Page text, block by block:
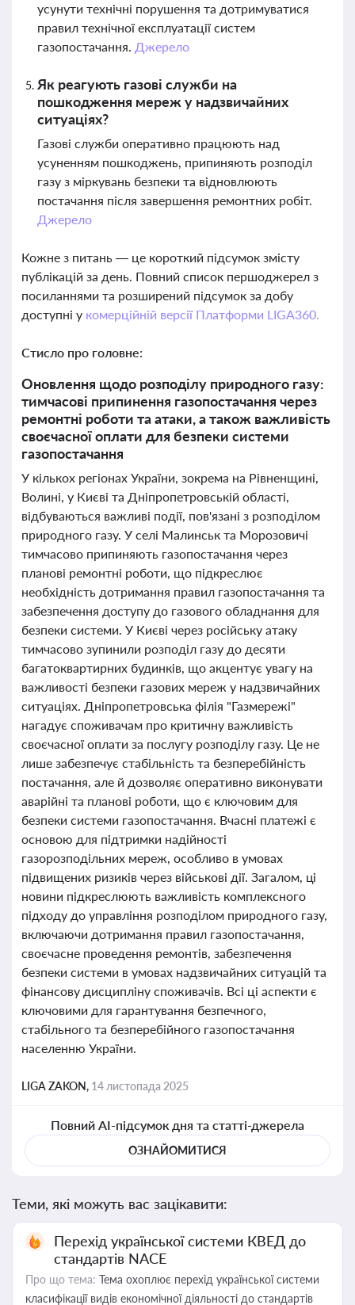
усунути технічні порушення та дотримуватися
правил технічної експлуатації систем
газопостачання. Джерело
Як реагують газові служби на
пошкодження мереж у надзвичайних
ситуаціях?
Газові служби оперативно працюють над
усуненням пошкоджень, припиняють розподіл
газу з міркувань безпеки та відновлюють
постачання після завершення ремонтних робіт.
Джерело
Кожне з питань — це короткий підсумок змісту
публікацій за день. Повний список першоджерел з
посиланнями та розширений підсумок за добу
доступні у комерційній версії Платформи LIGA360.
Стисло про головне:
Оновлення щодо розподілу природного газу:
тимчасові припинення газопостачання через
ремонтні роботи та атаки, а також важливість
своєчасної оплати для безпеки системи
газопостачання
У кількох регіонах України, зокрема на Рівненщині,
Волині, у Києві та Дніпропетровській області,
відбуваються важливі події, пов'язані з розподілом
природного газу. У селі Малинськ та Морозовичі
тимчасово припиняють газопостачання через
планові ремонтні роботи, що підкреслює
необхідність дотримання правил газопостачання та
забезпечення доступу до газового обладнання для
безпеки системи. У Києві через російську атаку
тимчасово зупинили розподіл газу до десяти
багатоквартирних будинків, що акцентує увагу на
важливості безпеки газових мереж у надзвичайних
ситуаціях. Дніпропетровська філія "Газмережі"
нагадує споживачам про критичну важливість
своєчасної оплати за послугу розподілу газу. Це не
лише забезпечує стабільність та безперебійність
постачання, але й дозволяє оперативно виконувати
аварійні та планові роботи, що є ключовим для
безпеки системи газопостачання. Вчасні платежі є
основою для підтримки надійності
газорозподільних мереж, особливо в умовах
підвищених ризиків через військові дії. Загалом, ці
новини підкреслюють важливість комплексного
підходу до управління розподілом природного газу,
включаючи дотримання правил газопостачання,
своєчасне проведення ремонтів, забезпечення
безпеки системи в умовах надзвичайних ситуацій та
фінансову дисципліну споживачів. Всі ці аспекти є
ключовими для гарантування безпечного,
стабільного та безперебійного газопостачання
населенню України.
LIGA ZAKON, 14 листопада 2025
Повний AI-підсумок дня та статті-джерела
ОЗНАЙОМИТИСЯ
Теми, які можуть вас зацікавити:
Перехід української системи КВЕД до
стандартів NACE
Про що тема: Тема охоплює перехід української системи
класифікації видів економічної діяльності до стандартів